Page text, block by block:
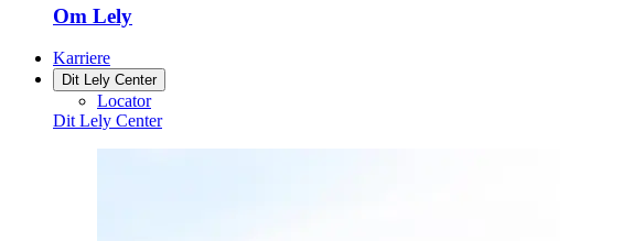
Om Lely
Karriere
Dit Lely Center
Locator
Dit Lely Center